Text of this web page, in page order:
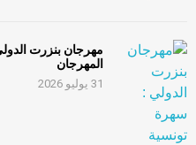
مهرجان بنزرت
المهرجان
31 يوليو 2026